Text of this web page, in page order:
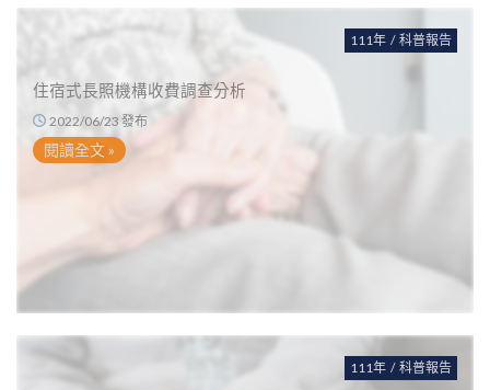
111年 / 科普報告
住宿式長照機構收費調查分析
2022/06/23 發布
閱讀全文 »
111年 / 科普報告